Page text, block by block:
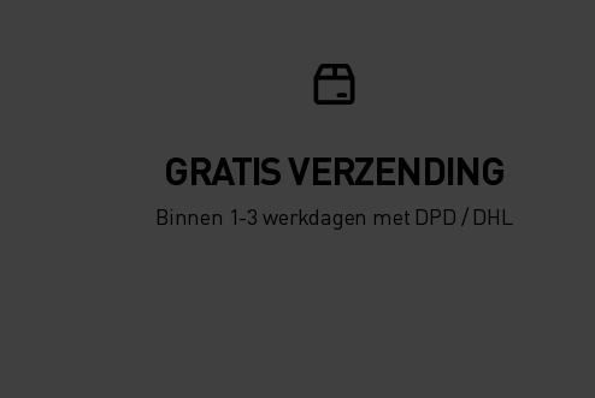
GRATIS VERZENDING​​​​​​​​​​​​​​
Binnen 1-3 werkdagen met DPD / DHL